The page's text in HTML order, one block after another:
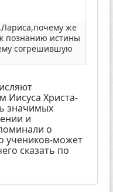
же
познанию истины
согрешившую
Иисуса Христа-
значимых
и
о
учеников-может
сказать по